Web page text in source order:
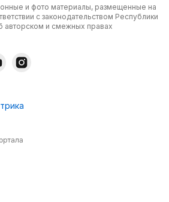
и фото материалы, размещенные на
с законодательством Республики
авторском и смежных правах